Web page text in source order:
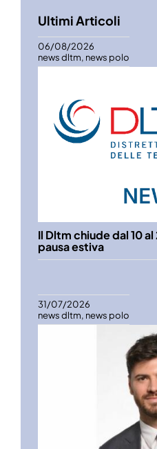
Ultimi Articoli
06/08/2026
news dltm, news polo
Il Dltm chiude dal 10
pausa estiva
31/07/2026
news dltm, news polo